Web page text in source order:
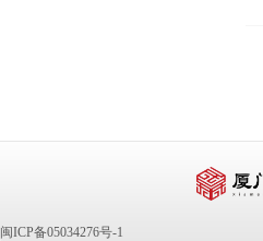
闽ICP备05034276号-1